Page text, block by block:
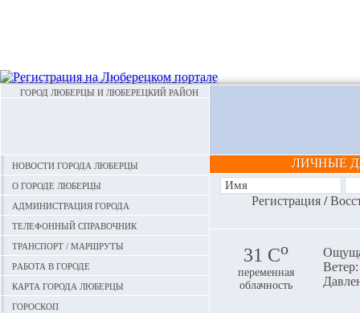
ГОРОД ЛЮБЕРЦЫ И ЛЮБЕРЕЦКИЙ РАЙОН
Новости города Люберцы
О городе Люберцы
Администрация города
Телефонный справочник
Транспорт / маршруты
Работа в городе
Карта города Люберцы
Гороскоп
ЛИЧНЫЕ
Регистрация/
31 Сo
переменная
облачность